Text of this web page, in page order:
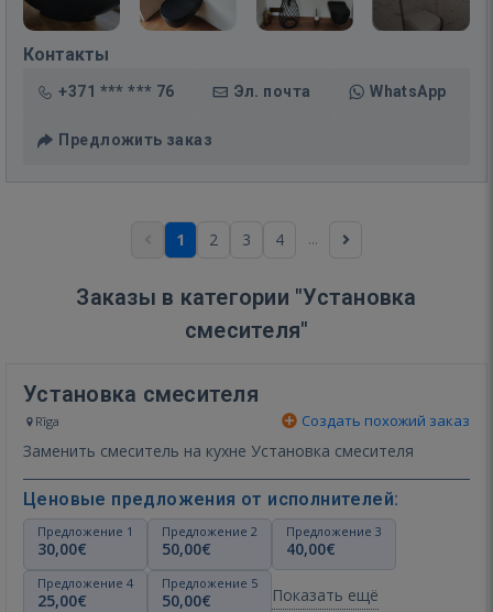
Контакты
+371 *** *** 76 Эл. почта WhatsApp
Предложить заказ
1 2 3 4 ...
Заказы в категории "Установка
смесителя"
Установка смесителя
Rīga Создать похожий заказ
Заменить смеситель на кухне Установка смесителя
Ценовые предложения от исполнителей:
Предложение 1
30,00€
Предложение 2
50,00€
Предложение 3
40,00€
Предложение 4
25,00€
Предложение 5
50,00€ Показать ещё